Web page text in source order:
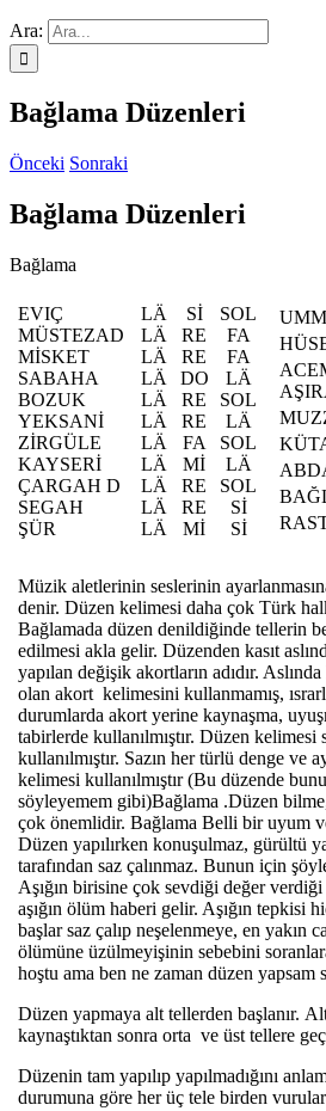
Ara:
Bağlama Düzenleri
Önceki Sonraki
Bağlama Düzenleri
Bağlama
EVIÇ LÄ Sİ
SOL
MÜSTEZAD
LÄ RE
FA
MİSKET
LÄ RE
FA
SABAHA
LÄ DO
LÄ
BOZUK
LÄ RE
SOL
YEKSANİ
LÄ RE
LÄ
ZİRGÜLE
LÄ FA
SOL
KAYSERİ
LÄ Mİ
LÄ
ÇARGAH D
LÄ RE
SOL
SEGAH
LÄ RE
Sİ
ŞÜR
LÄ Mİ Sİ
Müzik aletlerinin seslerinin
denir. Düzen kelimesi daha çok Türk
Bağlamada düzen denildiğinde tellerin
edilmesi akla gelir. Düzenden kasıt
yapılan değişik akortların adıdır.
olan akort kelimesini kullanmamış,
durumlarda akort yerine kaynaşma,
tabirlerde kullanılmıştır. Düzen kelimesi
kullanılmıştır. Sazın her türlü denge ve
kelimesi kullanılmıştır (Bu düzende
söyleyemem gibi)Bağlama .Düzen
çok önemlidir. Bağlama Belli bir uyum
Düzen yapılırken konuşulmaz, gürültü
tarafından saz çalınmaz. Bunun için
Aşığın birisine çok sevdiği değer verdiği
aşığın ölüm haberi gelir. Aşığın tepkisi
başlar saz çalıp neşelenmeye, en yakın
ölümüne üzülmeyişinin sebebini
hoştu ama ben ne zaman düzen yapsam
Düzen yapmaya alt tellerden başlanır.
kaynaştıktan sonra orta ve üst tellere
Düzenin tam yapılıp yapılmadığını
durumuna göre her üç tele birden